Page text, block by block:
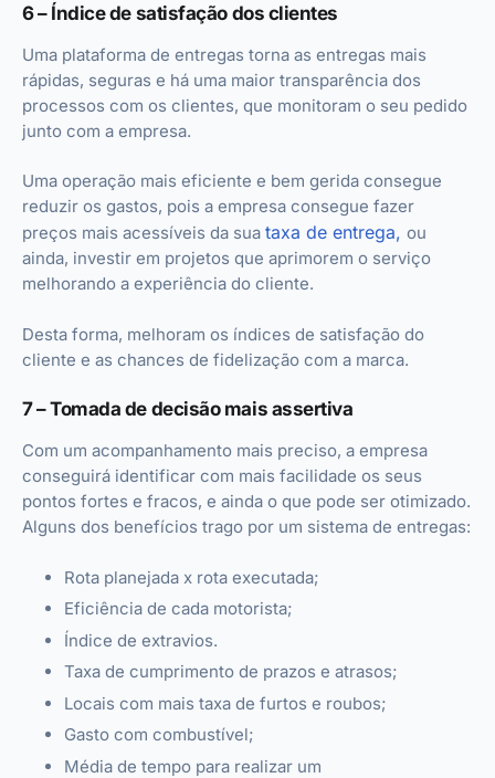
6 – Índice de satisfação dos clientes
Uma plataforma de entregas torna as entregas mais
rápidas, seguras e há uma maior transparência dos
processos com os clientes, que monitoram o seu pedido
junto com a empresa.
Uma operação mais eficiente e bem gerida consegue
reduzir os gastos, pois a empresa consegue fazer
preços mais acessíveis da sua taxa de entrega, ou
ainda, investir em projetos que aprimorem o serviço
melhorando a experiência do cliente.
Desta forma, melhoram os índices de satisfação do
cliente e as chances de fidelização com a marca.
7 – Tomada de decisão mais assertiva
Com um acompanhamento mais preciso, a empresa
conseguirá identificar com mais facilidade os seus
pontos fortes e fracos, e ainda o que pode ser otimizado.
Alguns dos benefícios trago por um sistema de entregas:
Rota planejada x rota executada;
Eficiência de cada motorista;
Índice de extravios.
Taxa de cumprimento de prazos e atrasos;
Locais com mais taxa de furtos e roubos;
Gasto com combustível;
Média de tempo para realizar um